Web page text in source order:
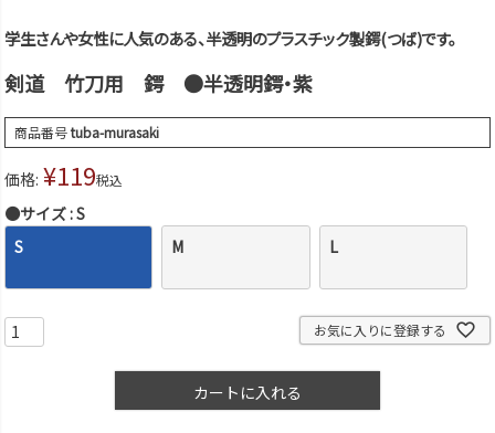
学生さんや女性に人気のある、半透明のプラスチック製鍔(つば)です。
剣道 竹刀用 鍔 ●半透明鍔・紫
商品番号tuba-murasaki
価格: ¥119税込
●サイズ S
S
M L
お気に入りに登録する
カートに入れる